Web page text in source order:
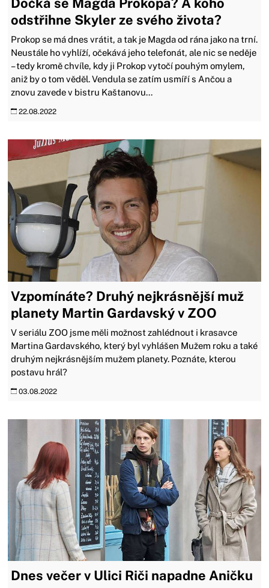
odstřihne Skyler ze svého života?
Prokop se má dnes vrátit, a tak je Magda od rána jako na trní.
Neustále ho vyhlíží, očekává jeho telefonát, ale nic se neděje
– tedy kromě chvíle, kdy ji Prokop vytočí pouhým omylem,
aniž by o tom věděl. Vendula se zatím usmíří s Ančou a
znovu zavede v bistru Kaštanovu...
22.08.2022
Vzpomínáte? Druhý nejkrásnější muž
planety Martin Gardavský v ZOO
V seriálu ZOO jsme měli možnost zahlédnout i krasavce
Martina Gardavského, který byl vyhlášen Mužem roku a také
druhým nejkrásnějším mužem planety. Poznáte, kterou
postavu hrál?
03.08.2022
Dnes večer v Ulici Riči napadne Aničku